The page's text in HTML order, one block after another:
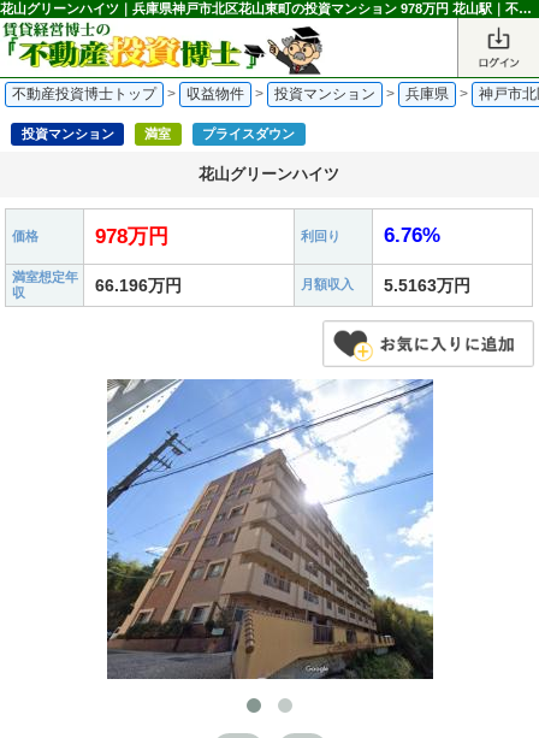
花山グリーンハイツ｜兵庫県神戸市北区花山東町の投資マンション 978万円 花山駅｜不動産投資博士
不動産投資博士トップ > 収益物件 > 投資マンション > 兵庫県 > 神戸市
投資マンション 満室 プライスダウン
花山グリーンハイツ
価格 978万円 利回り 6.76%
満室想定年
収
66.196万円 月額収入 5.5163万円